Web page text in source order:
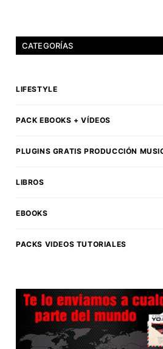
CATEGORÍAS
LIFESTYLE
PACK EBOOKS + VÍDEOS
PLUGINS GRATIS PRODUCCIÓN
LIBROS
EBOOKS
PACKS VIDEOS TUTORIALES